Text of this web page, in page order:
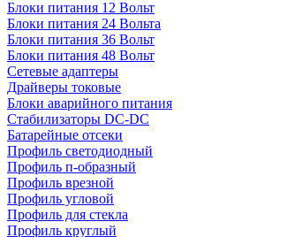
Блоки питания 12 Вольт
Блоки питания 24 Вольта
Блоки питания 36 Вольт
Блоки питания 48 Вольт
Сетевые адаптеры
Драйверы токовые
Блоки аварийного питания
Стабилизаторы DC-DC
Батарейные отсеки
Профиль светодиодный
Профиль п-образный
Профиль врезной
Профиль угловой
Профиль для стекла
Профиль круглый